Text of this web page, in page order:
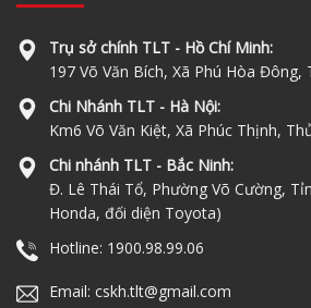
Trụ sở chính TLT - Hồ Chí Minh:
197 Võ Văn Bích, Xã Phú Hòa Đông,
Chi Nhánh TLT - Hà Nội:
Km6 Võ Văn Kiệt, Xã Phúc Thịnh,
Chi nhánh TLT - Bắc Ninh:
Đ. Lê Thái Tổ, Phường Võ Cường,
Honda, đối diện Toyota)
Hotline: 1900.98.99.06
Email: cskh.tlt@gmail.com